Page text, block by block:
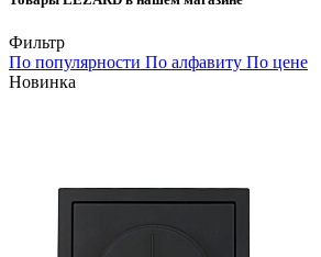
Фильтр
По популярности По алфавиту По цене
Новинка